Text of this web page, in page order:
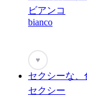
ビアンコ
bianco
♥
セクシーな
セクシー